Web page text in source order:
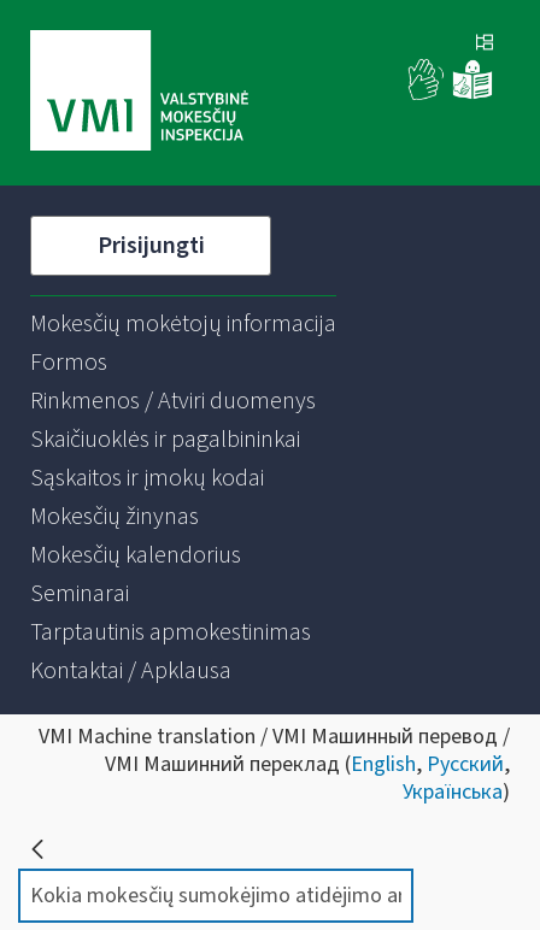
Prisijungti
Mokesčių mokėtojų informacija
Formos
Rinkmenos / Atviri duomenys
Skaičiuoklės ir pagalbininkai
Sąskaitos ir įmokų kodai
Mokesčių žinynas
Mokesčių kalendorius
Seminarai
Tarptautinis apmokestinimas
Kontaktai / Apklausa
VMI Machine translation / VMI Машинный перевод /
VMI Машинний переклад (English, Русский,
Українська)